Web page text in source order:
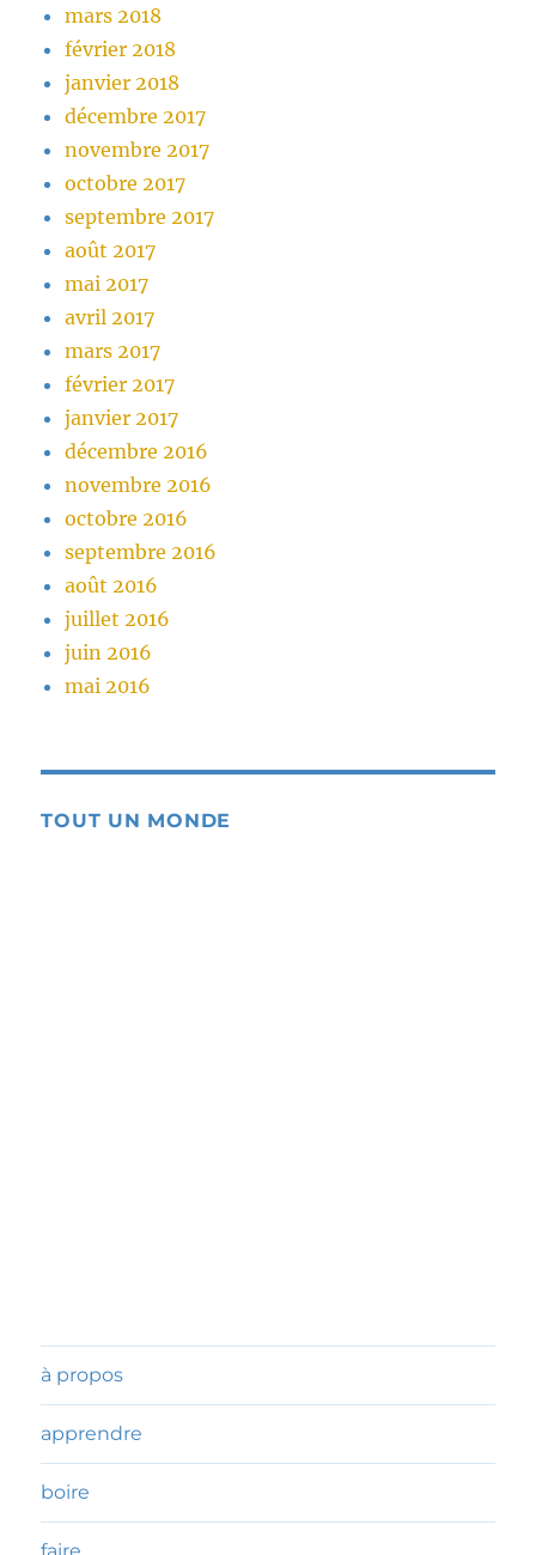
mars 2018
février 2018
janvier 2018
décembre 2017
novembre 2017
octobre 2017
septembre 2017
août 2017
mai 2017
avril 2017
mars 2017
février 2017
janvier 2017
décembre 2016
novembre 2016
octobre 2016
septembre 2016
août 2016
juillet 2016
juin 2016
mai 2016
TOUT UN MONDE
à propos
apprendre
boire